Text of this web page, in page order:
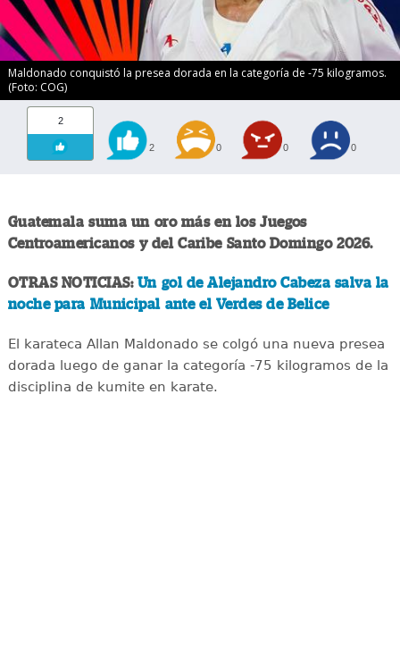
Maldonado conquistó la presea dorada en la categoría de -75 kilogramos.
(Foto: COG)
2
2 0 0 0
Guatemala suma un oro más en los Juegos
Centroamericanos y del Caribe Santo Domingo 2026.
OTRAS NOTICIAS: Un gol de Alejandro Cabeza salva la
noche para Municipal ante el Verdes de Belice
El karateca Allan Maldonado se colgó una nueva presea
dorada luego de ganar la categoría -75 kilogramos de la
disciplina de kumite en karate.